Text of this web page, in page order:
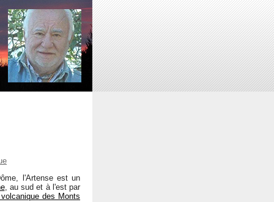
l'Artense est un
, au sud et à l'est par
des Monts